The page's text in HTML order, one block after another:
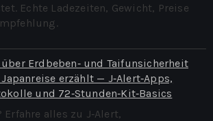
Echte Ladezeiten, Gewicht, Preise
Erdbeben‑ und Taifunsicherheit
erzählt — J‑Alert‑Apps,
und 72‑Stunden‑Kit‑Basics
alles zu J‑Alert,